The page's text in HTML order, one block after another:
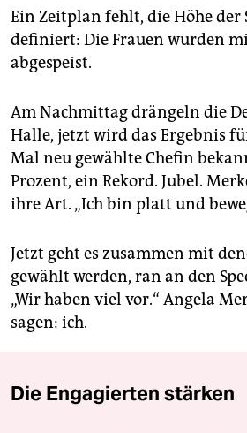
Ein Zeitplan fehlt, die Höhe
definiert: Die Frauen wurden
abgespeist.
Am Nachmittag drängeln die
Halle, jetzt wird das Ergebnis
Mal neu gewählte Chefin
Prozent, ein Rekord. Jubel.
ihre Art. „Ich bin platt und
Jetzt geht es zusammen mit
gewählt werden, ran an den
„Wir haben viel vor.“ Angela
sagen: ich.
Die Engagierten stärken